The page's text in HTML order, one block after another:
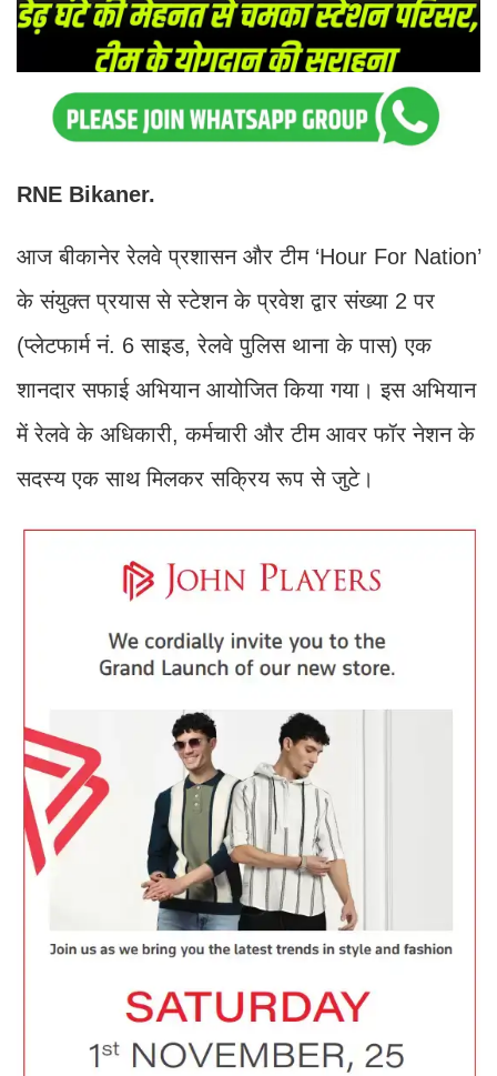
RNE Bikaner.
आज बीकानेर रेलवे प्रशासन और टीम ‘Hour For Nation’
के संयुक्त प्रयास से स्टेशन के प्रवेश द्वार संख्या 2 पर
(प्लेटफार्म नं. 6 साइड, रेलवे पुलिस थाना के पास) एक
शानदार सफाई अभियान आयोजित किया गया। इस अभियान
में रेलवे के अधिकारी, कर्मचारी और टीम आवर फॉर नेशन के
सदस्य एक साथ मिलकर सक्रिय रूप से जुटे।